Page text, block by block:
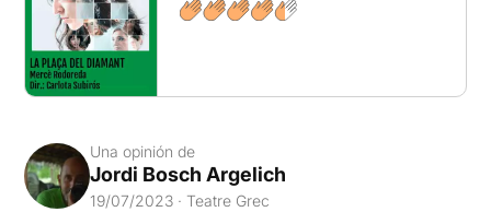
Una opinión de
Jordi Bosch Argelich
19/07/2023 · Teatre Grec